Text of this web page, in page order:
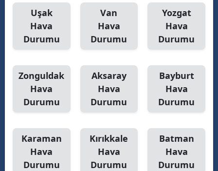
Uşak
Hava
Durumu
Van
Hava
Durumu
Yozgat
Hava
Durumu
Zonguldak
Hava
Durumu
Aksaray
Hava
Durumu
Bayburt
Hava
Durumu
Karaman
Hava
Durumu
Kırıkkale
Hava
Durumu
Batman
Hava
Durumu